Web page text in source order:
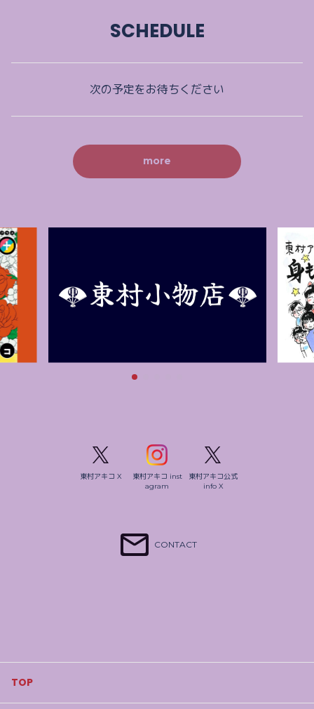
SCHEDULE
次の予定をお待ちください
more
東村アキコ X
東村アキコ inst
agram
東村アキコ公式
info X
CONTACT
TOP